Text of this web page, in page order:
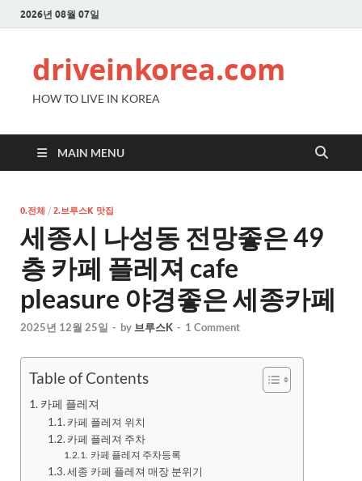
2026년 08월 07일
driveinkorea.com
HOW TO LIVE IN KOREA
MAIN MENU
0.전체 / 2.브루스K 맛집
세종시 나성동 전망좋은 49
층 카페 플레져 cafe
pleasure 야경좋은 세종카페
2025년 12월 25일 - by 브루스K - 1 Comment
Table of Contents
카페 플레져
카페 플레져 위치
카페 플레져 주차
카페 플레져 주차등록
세종 카페 플레져 매장 분위기